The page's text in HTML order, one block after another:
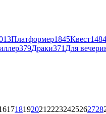
Платформер1845Квест1484
379Драки371 Для
1718192021 22232425262728